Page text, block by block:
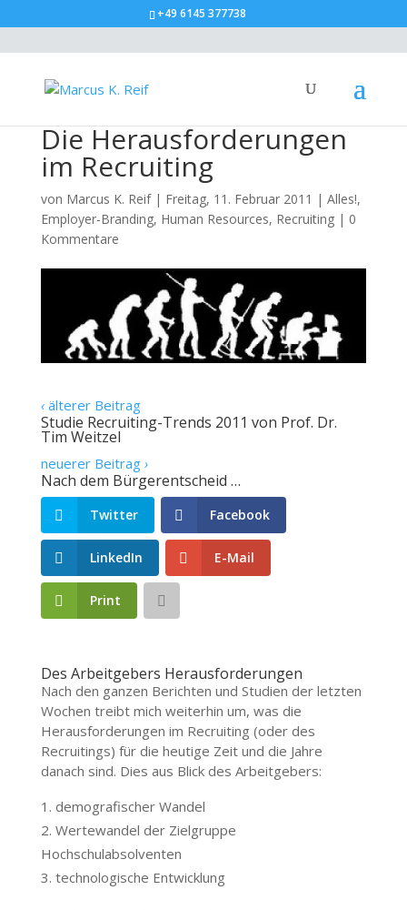
+49 6145 377738
Die Herausforderungen
im Recruiting
von Marcus K. Reif| Freitag, 11. Februar 2011 | Alles!,
Employer-Branding, Human Resources, Recruiting| 0
Kommentare
‹älterer Beitrag
Studie Recruiting-Trends 2011 von Prof. Dr.
Tim Weitzel
neuerer Beitrag ›
Nach dem Bürgerentscheid …
Twitter Facebook
LinkedIn E-Mail
Print
Des Arbeitgebers Herausforderungen
Nach den ganzen Berichten und Studien der letzten
Wochen treibt mich weiterhin um, was die
Herausforderungen im Recruiting (oder des
Recruitings) für die heutige Zeit und die Jahre
danach sind. Dies aus Blick des Arbeitgebers:
demografischer Wandel
Wertewandel der Zielgruppe
Hochschulabsolventen
technologische Entwicklung